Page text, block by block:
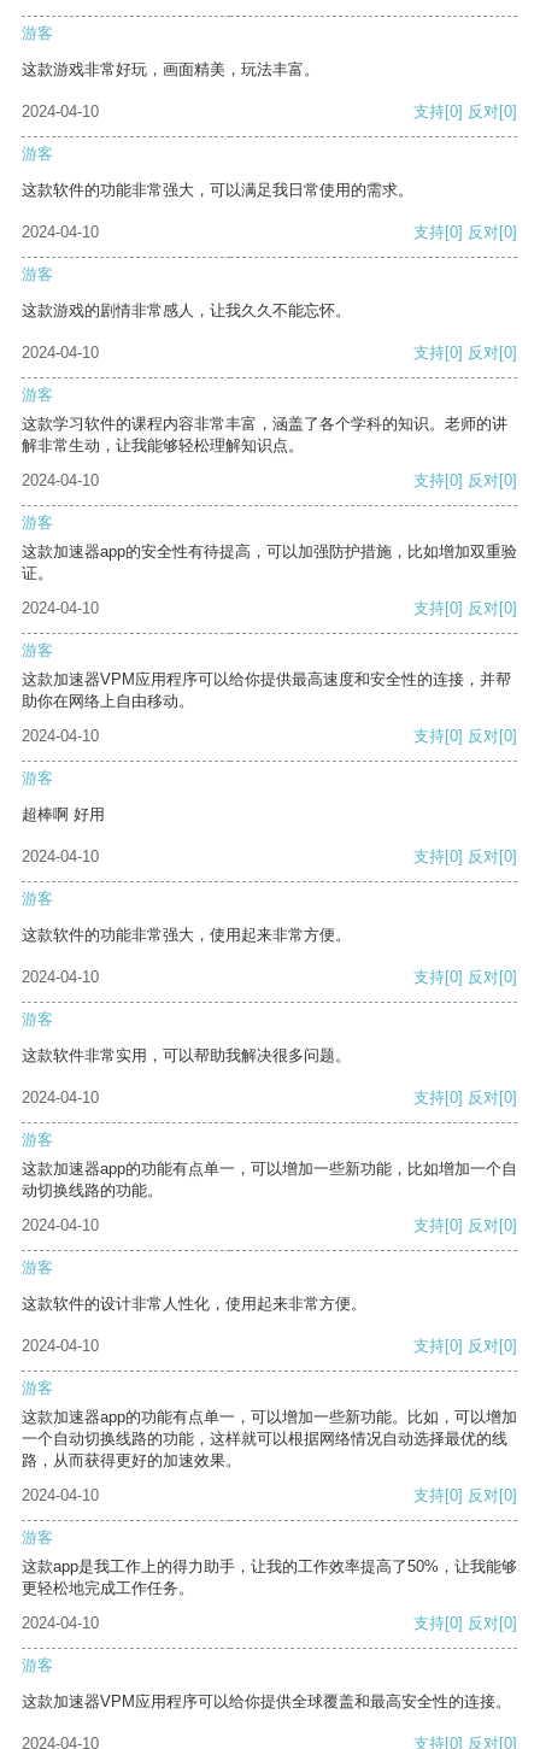
游客
这款游戏非常好玩，画面精美，玩法丰富。
2024-04-10 支持[0] 反对[0]
游客
这款软件的功能非常强大，可以满足我日常使用的需求。
2024-04-10 支持[0] 反对[0]
游客
这款游戏的剧情非常感人，让我久久不能忘怀。
2024-04-10 支持[0] 反对[0]
游客
这款学习软件的课程内容非常丰富，涵盖了各个学科的知识。老师的讲
解非常生动，让我能够轻松理解知识点。
2024-04-10
支持[0] 反对[0]
游客
这款加速器app的安全性有待提高，可以加强防护措施，比如增加双重验
证。
2024-04-10
支持[0] 反对[0]
游客
这款加速器VPM应用程序可以给你提供最高速度和安全性的连接，并帮
助你在网络上自由移动。
2024-04-10
支持[0] 反对[0]
游客
超棒啊 好用
2024-04-10 支持[0] 反对[0]
游客
这款软件的功能非常强大，使用起来非常方便。
2024-04-10 支持[0] 反对[0]
游客
这款软件非常实用，可以帮助我解决很多问题。
2024-04-10 支持[0] 反对[0]
游客
这款加速器app的功能有点单一，可以增加一些新功能，比如增加一个自
动切换线路的功能。
2024-04-10
支持[0] 反对[0]
游客
这款软件的设计非常人性化，使用起来非常方便。
2024-04-10 支持[0] 反对[0]
游客
这款加速器app的功能有点单一，可以增加一些新功能。比如，可以增加
一个自动切换线路的功能，这样就可以根据网络情况自动选择最优的线
路，从而获得更好的加速效果。
2024-04-10
支持[0] 反对[0]
游客
这款app是我工作上的得力助手，让我的工作效率提高了50%，让我能够
更轻松地完成工作任务。
2024-04-10
支持[0] 反对[0]
游客
这款加速器VPM应用程序可以给你提供全球覆盖和最高安全性的连接。
2024-04-10 支持[0] 反对[0]